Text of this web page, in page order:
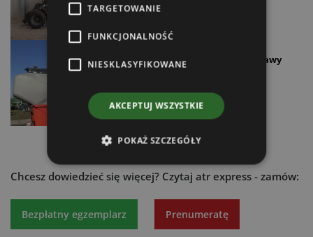
oszczędnej i ekologicznej uprawy
Chcesz dowiedzieć się więcej? Czytaj atr express - zamów:
Bezpłatny egzemplarz Prenumeratę
TARGETOWANIE
FUNKCJONALNOŚĆ
NIESKLASYFIKOWANE
AKCEPTUJ WSZYSTKIE
POKAŻ SZCZEGÓŁY